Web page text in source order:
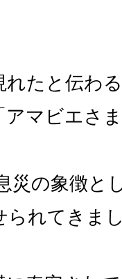
れたと伝わる
アマビエさ
災の象徴と
られてきま